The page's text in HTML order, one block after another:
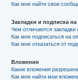
Как мне найти свои
Закладки и подписка
Чем отличаются закладки
Как мне подписаться на
Как мне отказаться от
Вложения
Какие вложения
Как мне найти мои